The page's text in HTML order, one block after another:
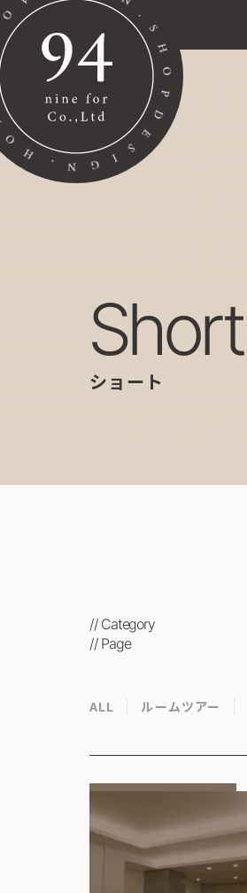
short
ショート
// Category
// Page
ALL ルームツアー